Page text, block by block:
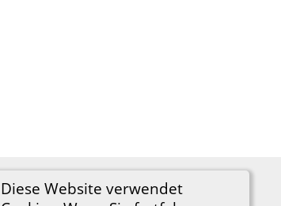
Diese Website verwendet